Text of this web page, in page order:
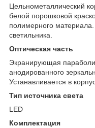
Цельнометаллический
белой порошковой
полимерного
светильника.
Оптическая часть
Экранирующая
анодированного
Устанавливается в
Тип источника света
LED
Комплектация